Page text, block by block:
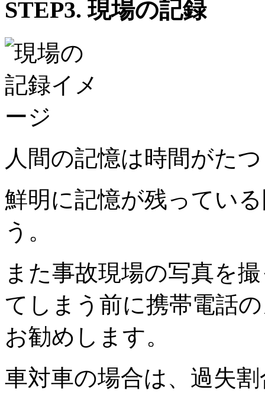
STEP3. 現場の記録
人間の記憶は時間がた
鮮明に記憶が残ってい
う。
また事故現場の写真を
てしまう前に携帯電話
お勧めします。
車対車の場合は、過失